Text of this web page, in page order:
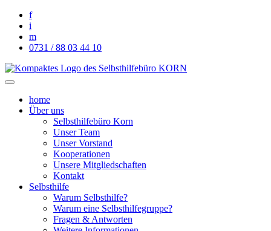
f
i
m
0731 / 88 03 44 10
home
Über uns
Selbsthilfebüro Korn
Unser Team
Unser Vorstand
Kooperationen
Unsere Mitgliedschaften
Kontakt
Selbsthilfe
Warum Selbsthilfe?
Warum eine Selbsthilfegruppe?
Fragen & Antworten